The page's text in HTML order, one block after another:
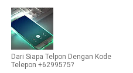
Dari Siapa Telpon Dengan Kode
Telepon +6299575?